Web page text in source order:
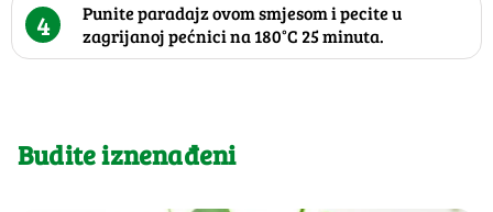
4
Punite paradajz ovom smjesom i pecite u
zagrijanoj pećnici na 180°C 25 minuta.
Budite iznenađeni